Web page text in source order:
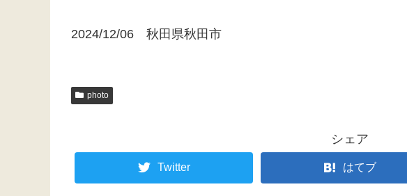
2024/12/06 秋田県秋田市
photo
シェア
Twitter はてブ